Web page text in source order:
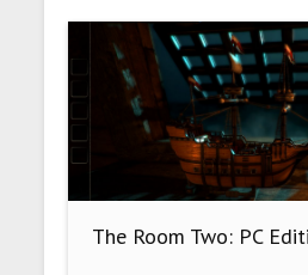
The Room Two: PC